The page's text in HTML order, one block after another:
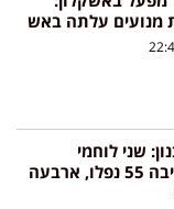
מנועים עלתה באש
שני לוחמי
מילואים מחטיבה 55 נפלו, ארבעה